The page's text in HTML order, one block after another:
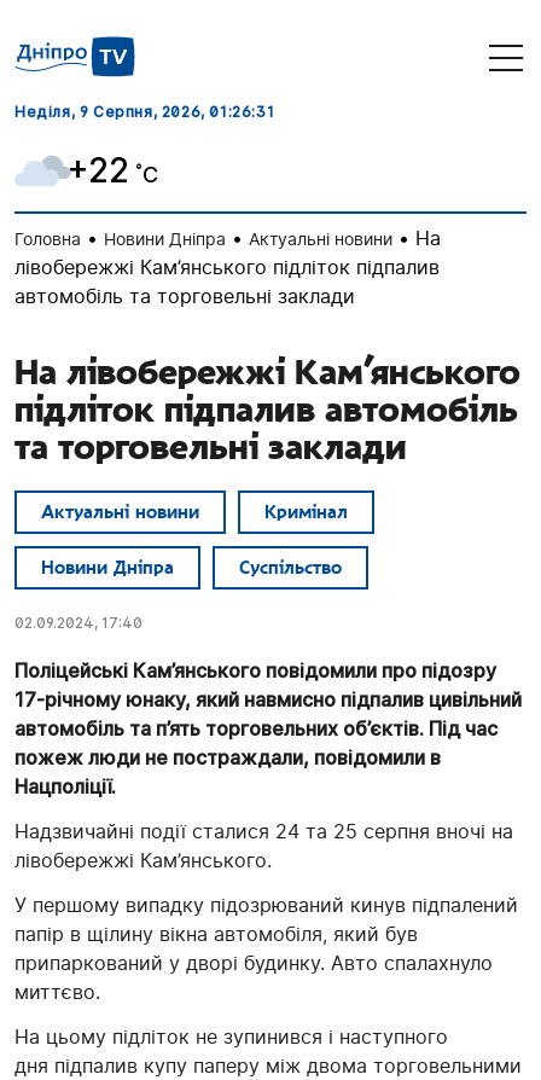
Неділя, 9 Серпня, 2026, 01:26:33
+22 ˚C
Головна • Новини Дніпра • Актуальні новини • На
лівобережжі Кам’янського підліток підпалив
автомобіль та торговельні заклади
На лівобережжі Кам’янського
підліток підпалив автомобіль
та торговельні заклади
Актуальні новини Кримінал
Новини Дніпра Суспільство
02.09.2024, 17:40
Поліцейські Кам’янського повідомили про підозру
17-річному юнаку, який навмисно підпалив цивільний
автомобіль та п’ять торговельних об’єктів. Під час
пожеж люди не постраждали, повідомили в
Нацполіції.
Надзвичайні події сталися 24 та 25 серпня вночі на
лівобережжі Кам’янського.
У першому випадку підозрюваний кинув підпалений
папір в щілину вікна автомобіля, який був
припаркований у дворі будинку. Авто спалахнуло
миттєво.
На цьому підліток не зупинився і наступного
дня підпалив купу паперу між двома торговельними